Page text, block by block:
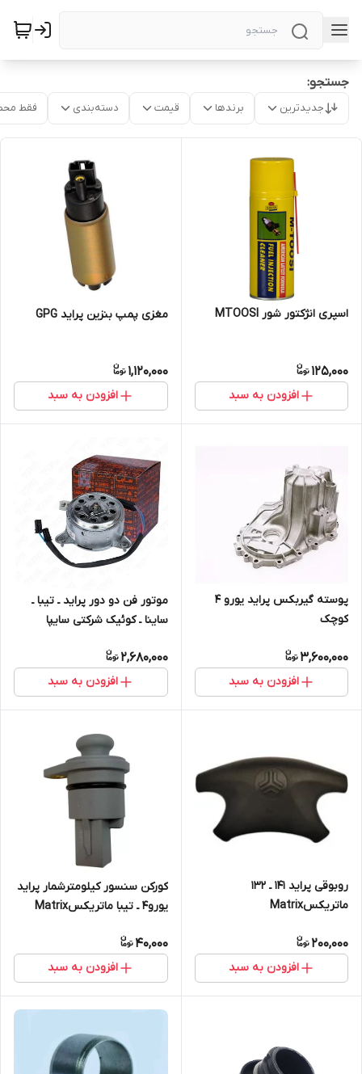
جستجو:
جدیدترین برندها قیمت دسته‌بندی فقط
اسپری انژکتور شور MTOOSI
125,000
افزودن به سبد
مغزی پمپ بنزین پراید GPG
1,120,000
افزودن به سبد
پوسته گیربکس پراید یورو ۴
کوچک
3,600,000
افزودن به سبد
موتور فن دو دور پراید ـ تیبا ـ
ساینا ـ کوئیک شرکتی سایپا
2,680,000
افزودن به سبد
روبوقی پراید ۱۴۱ ـ ۱۳۲
ماتریکسMatrix
200,000
افزودن به سبد
کورکن سنسور کیلومترشمار پراید
یورو۴ ـ تیبا ماتریکسMatrix
40,000
افزودن به سبد